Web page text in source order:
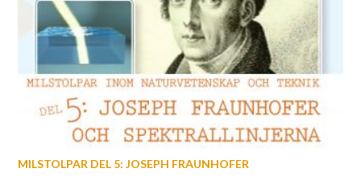
MILSTOLPAR DEL 5: JOSEPH FRAUNHOFER